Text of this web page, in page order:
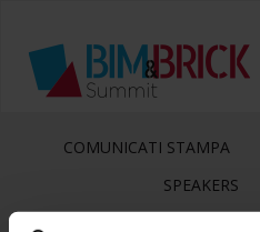
COMUNICATI STAMPA
SPEAKERS